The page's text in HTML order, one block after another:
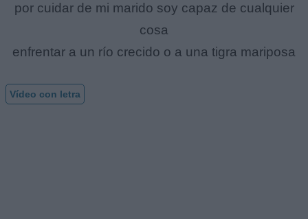
por cuidar de mi marido soy capaz de cualquier
cosa
enfrentar a un río crecido o a una tigra mariposa
Vídeo con letra